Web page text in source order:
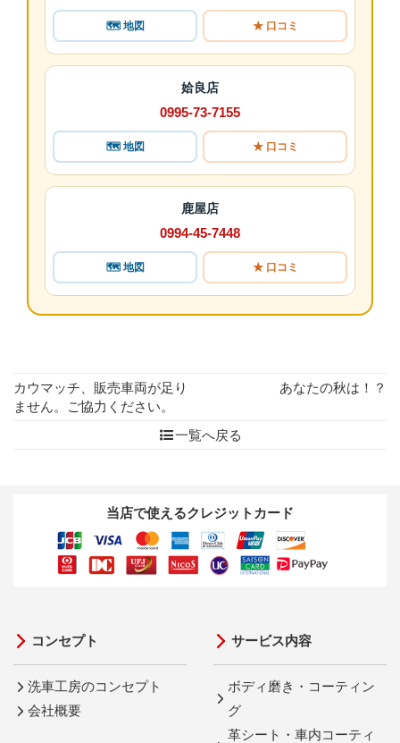
🗺 地図 ★ 口コミ
姶良店
0995-73-7155
🗺 地図 ★ 口コミ
鹿屋店
0994-45-7448
🗺 地図 ★ 口コミ
カウマッチ、販売車両が足り
ません。ご協力ください。
あなたの秋は！？
一覧へ戻る
当店で使えるクレジットカード
コンセプト
洗車工房のコンセプト
会社概要
サービス内容
ボディ磨き・コーティン
グ
革シート・車内コーティ